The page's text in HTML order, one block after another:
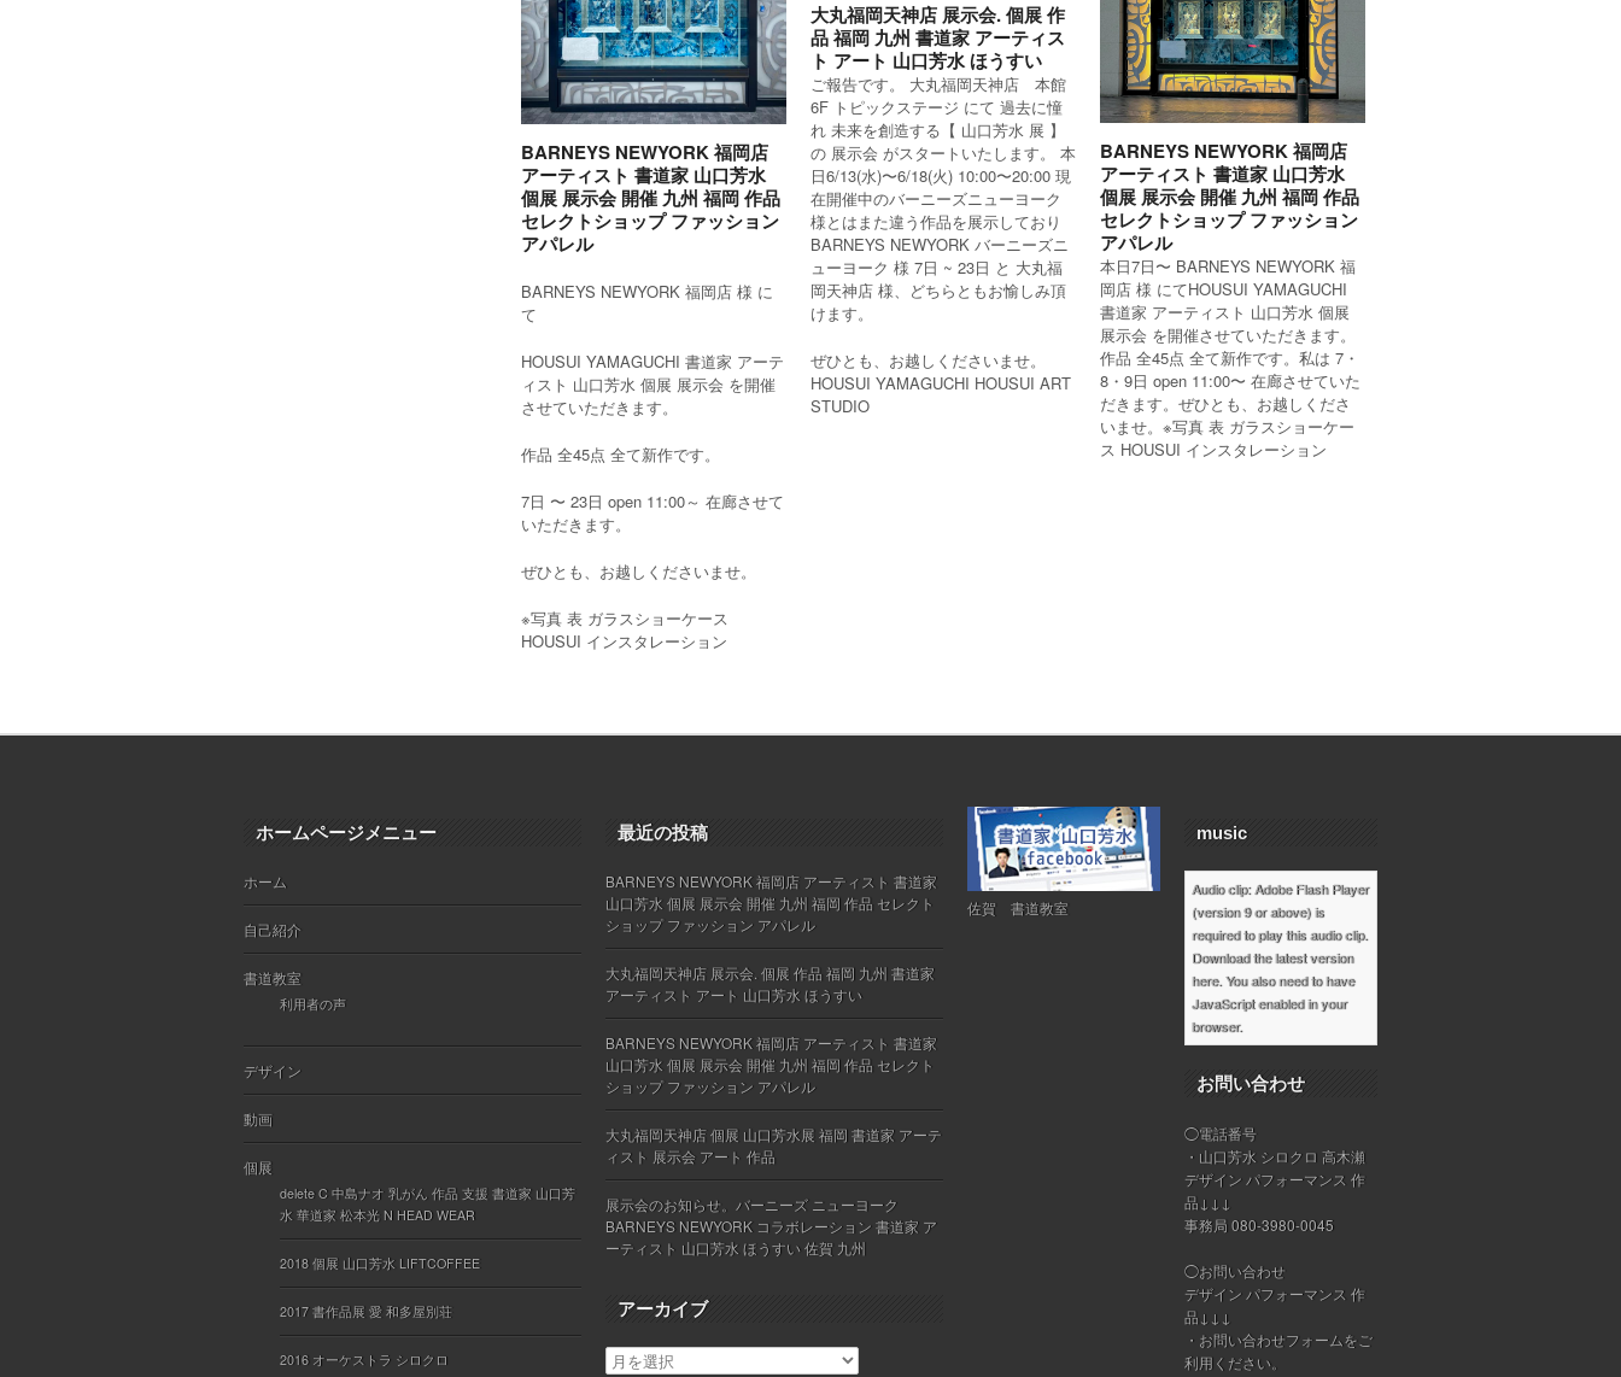
BARNEYS NEWYORK 福岡店
アーティスト 書道家 山口芳水
個展 展示会 開催 九州 福岡 作品
セレクトショップ ファッション
アパレル
BARNEYS NEWYORK 福岡店 様 に
て
HOUSUI YAMAGUCHI 書道家 アーテ
ィスト 山口芳水 個展 展示会 を開催
させていただきます。
作品 全45点 全て新作です。
7日 〜 23日 open 11:00～ 在廊させて
いただきます。
ぜひとも、お越しくださいませ。
※写真 表 ガラスショーケース
HOUSUI インスタレーション
大丸福岡天神店 展示会. 個展 作
品 福岡 九州 書道家 アーティス
ト アート 山口芳水 ほうすい
ご報告です。 大丸福岡天神店 本館
6F トピックステージ にて 過去に憧
れ 未来を創造する【 山口芳水 展 】
の 展示会 がスタートいたします。 本
日6/13(水)〜6/18(火) 10:00〜20:00 現
在開催中のバーニーズニューヨーク
様とはまた違う作品を展示しており
BARNEYS NEWYORK バーニーズニ
ューヨーク 様 7日 ~ 23日 と 大丸福
岡天神店 様、どちらともお愉しみ頂
けます。
ぜひとも、お越しくださいませ。
HOUSUI YAMAGUCHI HOUSUI ART
STUDIO
BARNEYS NEWYORK 福岡店
アーティスト 書道家 山口芳水
個展 展示会 開催 九州 福岡 作品
セレクトショップ ファッション
アパレル
本日7日〜 BARNEYS NEWYORK 福
岡店 様 にてHOUSUI YAMAGUCHI
書道家 アーティスト 山口芳水 個展
展示会 を開催させていただきます。
作品 全45点 全て新作です。私は 7・
8・9日 open 11:00〜 在廊させていた
だきます。ぜひとも、お越しくださ
いませ。※写真 表 ガラスショーケー
ス HOUSUI インスタレーション
ホームページメニュー
ホーム
自己紹介
書道教室
利用者の声
デザイン
動画
個展
delete C 中島ナオ 乳がん 作品 支援 書道家 山口芳
水 華道家 松本光 N HEAD WEAR
2018 個展 山口芳水 LIFTCOFFEE
2017 書作品展 愛 和多屋別荘
2016 オーケストラ シロクロ
最近の投稿
BARNEYS NEWYORK 福岡店 アーティスト 書道家
山口芳水 個展 展示会 開催 九州 福岡 作品 セレクト
ショップ ファッション アパレル
大丸福岡天神店 展示会. 個展 作品 福岡 九州 書道家
アーティスト アート 山口芳水 ほうすい
BARNEYS NEWYORK 福岡店 アーティスト 書道家
山口芳水 個展 展示会 開催 九州 福岡 作品 セレクト
ショップ ファッション アパレル
大丸福岡天神店 個展 山口芳水展 福岡 書道家 アーテ
ィスト 展示会 アート 作品
展示会のお知らせ。バーニーズ ニューヨーク
BARNEYS NEWYORK コラボレーション 書道家 ア
ーティスト 山口芳水 ほうすい 佐賀 九州
アーカイブ
佐賀 書道教室
music
Audio clip: Adobe Flash Player
(version 9 or above) is
required to play this audio clip.
Download the latest version
here. You also need to have
JavaScript enabled in your
browser.
お問い合わせ
◯電話番号
・山口芳水 シロクロ 高木瀬
デザイン パフォーマンス 作
品↓↓↓
事務局 080-3980-0045
◯お問い合わせ
デザイン パフォーマンス 作
品↓↓↓
・ お問い合わせフォームをご
利用ください。